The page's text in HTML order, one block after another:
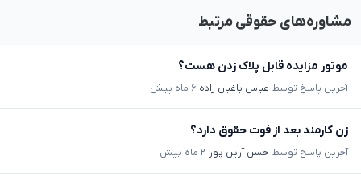
مشاوره‌های حقوقی مرتبط
موتور مزایده قابل پلاک زدن هست؟
آخرین پاسخ توسط عباس باغبان زاده ۶ ماه پیش
زن کارمند بعد از فوت حقوق دارد؟
آخرین پاسخ توسط حسن آرین پور ۲ ماه پیش